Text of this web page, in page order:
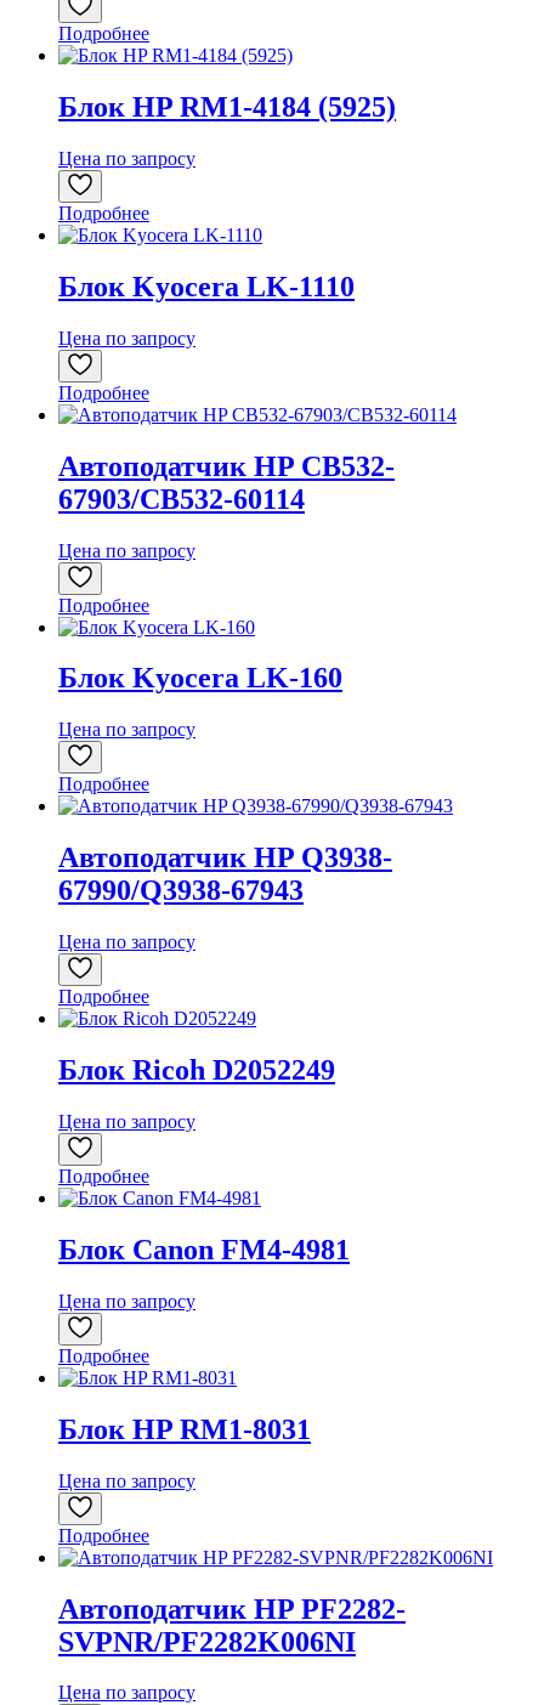
Подробнее
Блок HP RM1-4184 (5925)
Цена по запросу
Подробнее
Блок Kyocera LK-1110
Цена по запросу
Подробнее
Автоподатчик HP CB532-
67903/CB532-60114
Цена по запросу
Подробнее
Блок Kyocera LK-160
Цена по запросу
Подробнее
Автоподатчик HP Q3938-
67990/Q3938-67943
Цена по запросу
Подробнее
Блок Ricoh D2052249
Цена по запросу
Подробнее
Блок Canon FM4-4981
Цена по запросу
Подробнее
Блок HP RM1-8031
Цена по запросу
Подробнее
Автоподатчик HP PF2282-
SVPNR/PF2282K006NI
Цена по запросу